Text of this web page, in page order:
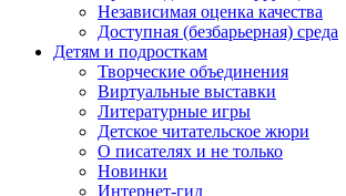
Независимая оценка качества
Доступная (безбарьерная) среда
Детям и подросткам
Творческие объединения
Виртуальные выставки
Литературные игры
Детское читательское жюри
О писателях и не только
Новинки
Интернет-гид